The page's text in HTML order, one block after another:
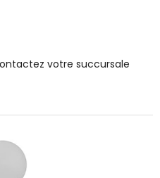
votre succursale